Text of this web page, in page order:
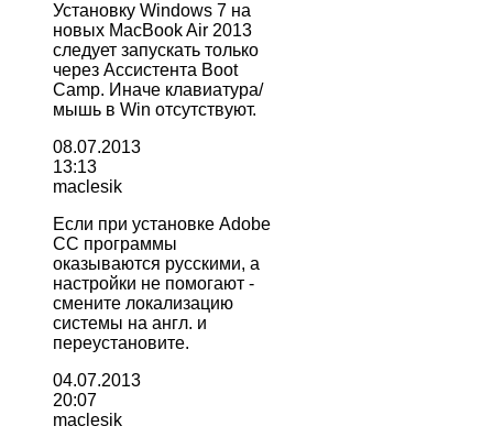
Установку Windows 7 на
новых MacBook Air 2013
следует запускать только
через Ассистента Boot
Camp. Иначе клавиатура/
мышь в Win отсутствуют.
08.07.2013
13:13
maclesik
Если при установке Adobe
CC программы
оказываются русскими, а
настройки не помогают -
смените локализацию
системы на англ. и
переустановите.
04.07.2013
20:07
maclesik